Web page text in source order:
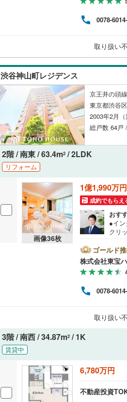
のご
0078-
取り扱い
渋谷神山町レジデンス
京王井の頭
東京都渋谷
2003年2月（
総戸数 64戸
2階 / 南東 / 63.4m2 / 2LDK
リフォーム
画像36枚
1億1,990万円
成約でもらえ
おす
●イ
クリ
【
ント
す。
必ず
譲
く素
は
える
のお
ゴールド
株式会社東宝
0078-
取り扱い
3階 / 南西 / 34.87m2 / 1K
賃貸中
6,780万円
不動産投資
五日市線(
常磐線（
身延線
23
武豊線(28
関西本線
参宮線(4)
越美北線(
氷見線(2)
紀勢本線
桜島線(24)
加古川線(
赤穂線 (55
宇野線(95
岩徳線( 3)
舞鶴線(0)
木次線(
桜井線(29
設備
床暖房（
LD
リビング
独立型キ
浴室
浴室乾燥
バルコニー、
ルーフバ
収納
ウォー
（21）
即入居可能
オンライン対